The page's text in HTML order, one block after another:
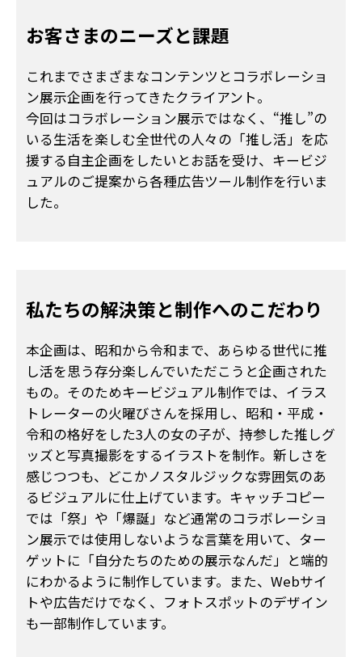
お客さまのニーズと課題
これまでさまざまなコンテンツとコラボレーショ
ン展示企画を行ってきたクライアント︎。
今回はコラボレーション展示ではなく、“推し”の
いる生活を楽しむ全世代の人々の「推し活」を応
援する自主企画をしたいとお話を受け、キービジ
ュアルのご提案から各種広告ツール制作を行いま
した。
私たちの解決策と制作へのこだわり
本企画は、昭和から令和まで、あらゆる世代に推
し活を思う存分楽しんでいただこうと企画された
もの。そのためキービジュアル制作では、イラス
トレーターの火曜びさんを採用し、昭和・平成・
令和の格好をした3人の女の子が、持参した推しグ
ッズと写真撮影をするイラストを制作。新しさを
感じつつも、どこかノスタルジックな雰囲気のあ
るビジュアルに仕上げています。キャッチコピー
では「祭」や「爆誕」など通常のコラボレーショ
ン展示では使用しないような言葉を用いて、ター
ゲットに「自分たちのための展示なんだ」と端的
にわかるように制作しています。また、Webサイ
トや広告だけでなく、フォトスポットのデザイン
も一部制作しています。